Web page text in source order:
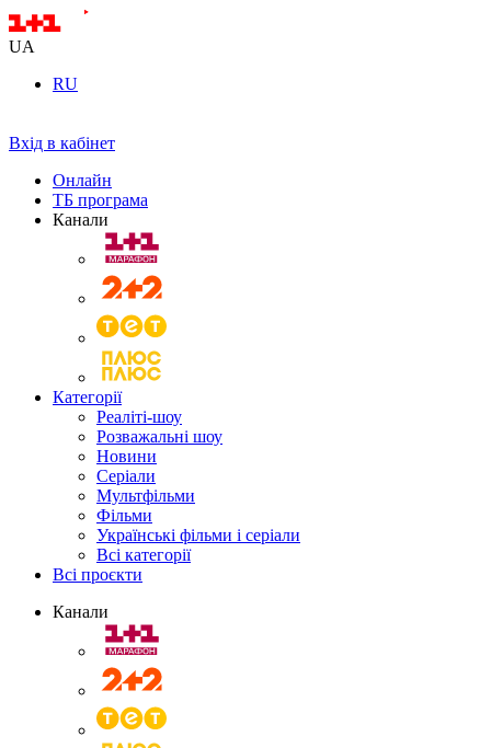
UA
RU
Вхід в кабінет
Онлайн
ТБ програма
Канали
Категорії
Реаліті-шоу
Розважальні шоу
Новини
Серіали
Мультфільми
Фільми
Українські фільми і серіали
Всі категорії
Всі проєкти
Канали